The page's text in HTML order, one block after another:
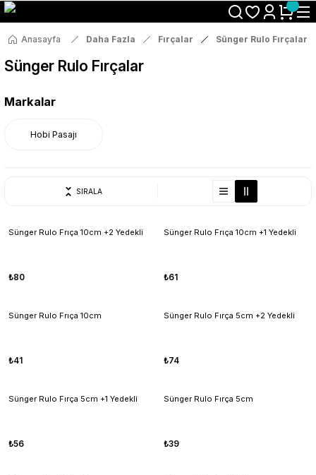
Size Özel "HG10" Koduyla Sepette Hemen %10 İndirimi Kaçırma
Anasayfa Daha Fazla Fırçalar Sünger Rulo Fırçalar
Sünger Rulo Fırçalar
Markalar
Hobi Pasajı
SIRALA
Sünger Rulo Frıça 10cm +2 Yedekli
₺80
Sünger Rulo Frıça 10cm +1 Yedekli
₺61
Sünger Rulo Frıça 10cm
₺41
Sünger Rulo Fırça 5cm +2 Yedekli
₺74
Sünger Rulo Fırça 5cm +1 Yedekli
₺56
Sünger Rulo Fırça 5cm
₺39